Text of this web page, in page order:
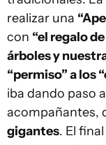
realizar una
con “el regalo
árboles y
“permiso” a los
iba dando paso
acompañantes,
gigantes. El